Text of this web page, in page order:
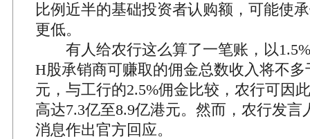
比例近半的基础投资者认购额，可能使
更低。
有人给农行这么算了一笔账，以1.5%
H股承销商可赚取的佣金总数收入将不多
元，与工行的2.5%佣金比较，农行可因
高达7.3亿至8.9亿港元。然而，农行发言
消息作出官方回应。